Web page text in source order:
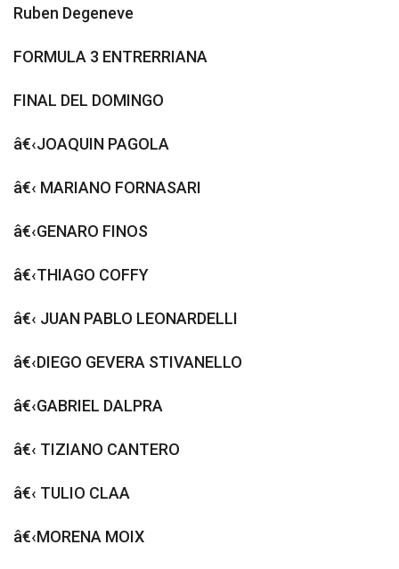
Ruben Degeneve
FORMULA 3 ENTRERRIANA
FINAL DEL DOMINGO
â€‹JOAQUIN PAGOLA
â€‹ MARIANO FORNASARI
â€‹GENARO FINOS
â€‹THIAGO COFFY
â€‹ JUAN PABLO LEONARDELLI
â€‹DIEGO GEVERA STIVANELLO
â€‹GABRIEL DALPRA
â€‹ TIZIANO CANTERO
â€‹ TULIO CLAA
â€‹MORENA MOIX